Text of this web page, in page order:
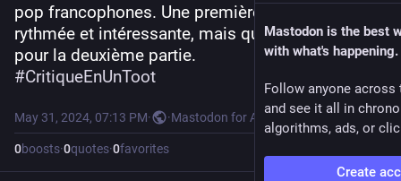
pop francophones. Une première partie bien
rythmée et intéressante, mais qui s'épuise un peu
pour la deuxième partie.
#CritiqueEnUnToot
May 31, 2024, 07:13 PM· ·Mastodon for Android
0boosts·0quotes·0favorites
Mastodon is the best
with what's happening.
Follow anyone across
and see it all in
algorithms, ads, or
Create